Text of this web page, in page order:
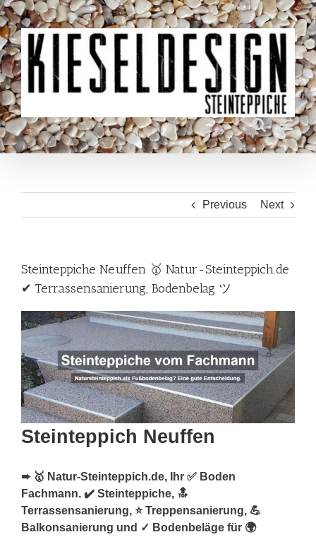
Skip
to
content
Previous Next
Steinteppiche Neuffen 🥇 Natur-Steinteppich.de
✔ Terrassensanierung, Bodenbelag ツ
Steinteppich Neuffen
➨ 🥇 Natur-Steinteppich.de, Ihr ✅ Boden
Fachmann. ✔️ Steinteppiche, 🔝
Terrassensanierung, ⭐ Treppensanierung, 💪
Balkonsanierung und ✓ Bodenbeläge für 🌍